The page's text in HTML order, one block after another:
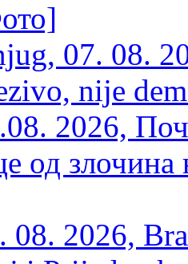
07. 08.
nije
2026,
од злочина
08. 2026,